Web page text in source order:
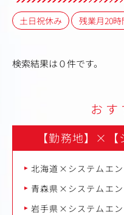
土日祝休み 残業月20時
検索結果は０件です。
おす
【勤務地】 ×
北海道×システムエン
青森県×システムエン
岩手県×システムエン